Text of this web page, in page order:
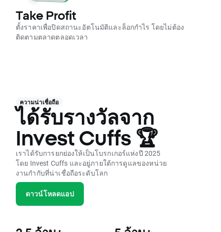
Take Profit
ตั้งราคาเพื่อปิดสถานะอัตโนมัติและล็อกกำไร โดยไม่ต้อง
ติดตามตลาดตลอดเวลา
ความน่าเชื่อถือ
ได้รับรางวัลจาก
Invest Cuffs 🏆
เราได้รับการยกย่องให้เป็นโบรกเกอร์แห่งปี 2025
โดย Invest Cuffs และอยู่ภายใต้การดูแลของหน่วย
งานกำกับที่น่าเชื่อถือระดับโลก
ดาวน์โหลดแอป